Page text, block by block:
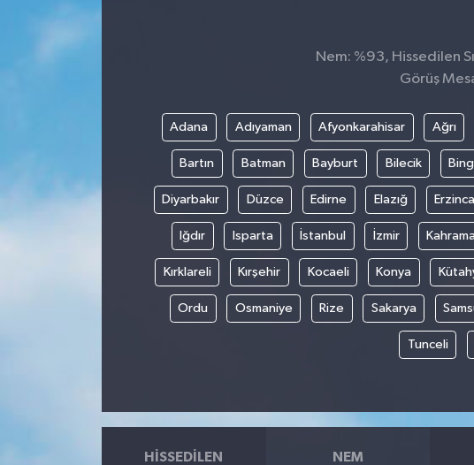
Nem: %93, Hissedilen
Görüş
Adana Adıyaman Afyonkarahisar Ağrı
Bartın Batman Bayburt Bilecik
Diyarbakır Düzce Edirne Elazığ
Iğdır Isparta İstanbul İzmir
Kırklareli Kırşehir Kocaeli Konya
Ordu Osmaniye Rize Sakarya
Tunceli
HISSEDILEN NEM